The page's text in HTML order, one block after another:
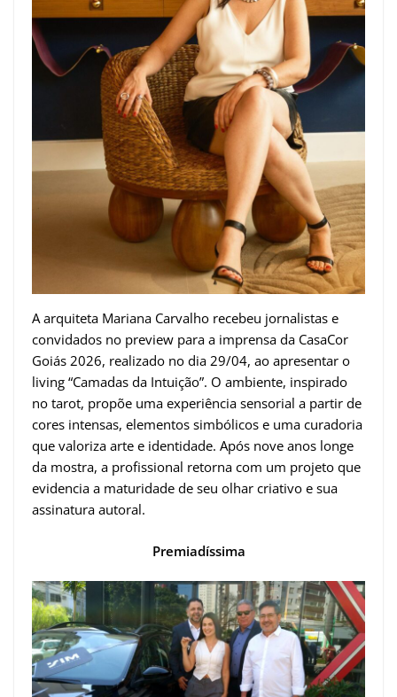
A arquiteta Mariana Carvalho recebeu jornalistas e
convidados no preview para a imprensa da CasaCor
Goiás 2026, realizado no dia 29/04, ao apresentar o
living “Camadas da Intuição”. O ambiente, inspirado
no tarot, propõe uma experiência sensorial a partir de
cores intensas, elementos simbólicos e uma curadoria
que valoriza arte e identidade. Após nove anos longe
da mostra, a profissional retorna com um projeto que
evidencia a maturidade de seu olhar criativo e sua
assinatura autoral.
Premiadíssima